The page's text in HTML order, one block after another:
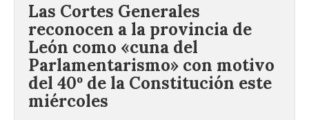
Las Cortes Generales
reconocen a la provincia de
León como «cuna del
Parlamentarismo» con motivo
del 40º de la Constitución este
miércoles